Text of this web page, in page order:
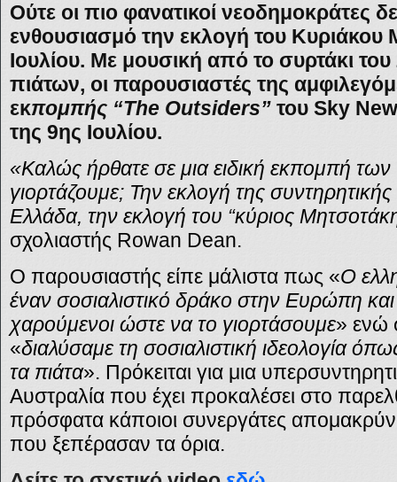
Ούτε οι πιο φανατικοί νεοδημοκράτες
ενθουσιασμό την εκλογή του Κυριάκου
Ιουλίου. Με μουσική από το συρτάκι
πιάτων, οι παρουσιαστές της
εκπομπής “The Outsiders” του Sky
της 9ης Ιουλίου.
«Καλώς ήρθατε σε μια ειδική εκπομπή
γιορτάζουμε; Την εκλογή της
Ελλάδα, την εκλογή του “κύριος
σχολιαστής Rowan Dean.
Ο παρουσιαστής είπε μάλιστα πως «Ο
έναν σοσιαλιστικό δράκο στην Ευρώπη και
χαρούμενοι ώστε να το γιορτάσουμε» ενώ
«διαλύσαμε τη σοσιαλιστική ιδεολογία
τα πιάτα». Πρόκειται για μια
Αυστραλία που έχει προκαλέσει στο
πρόσφατα κάποιοι συνεργάτες
που ξεπέρασαν τα όρια.